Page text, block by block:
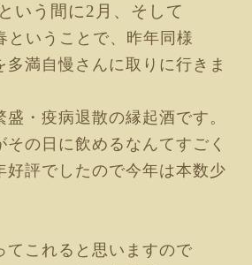
いう間に2月、そして
ということで、昨年同様
多満自慢さんに取りに行きま
・疫病退散の縁起酒です。
の日に飲めるなんてすごく
好評でしたので今年は本数少
てこれると思いますので